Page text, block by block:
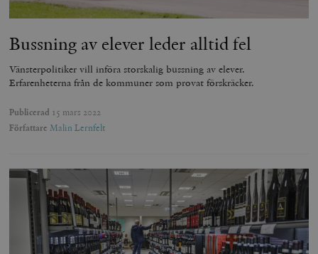
Bussning av elever leder alltid fel
Vänsterpolitiker vill införa storskalig bussning av elever.
Erfarenheterna från de kommuner som provat förskräcker.
Publicerad 15 mars 2022
Författare Malin Lernfelt